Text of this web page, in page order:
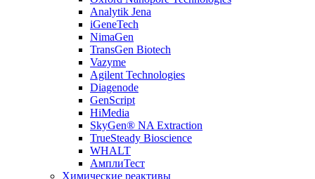
Analytik Jena
iGeneTech
NimaGen
TransGen Biotech
Vazyme
Agilent Technologies
Diagenode
GenScript
HiMedia
SkyGen® NA Extraction
TrueSteady Bioscience
WHALT
АмплиТест
Химические реактивы